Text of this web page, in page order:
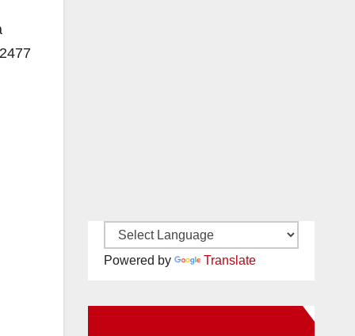
Powered by Translate